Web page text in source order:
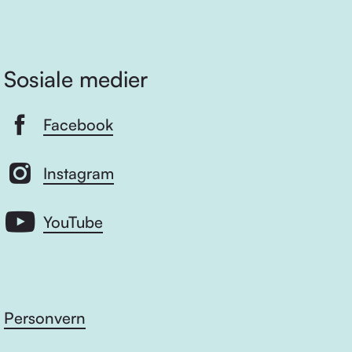
Sosiale medier
Facebook
Instagram
YouTube
Personvern